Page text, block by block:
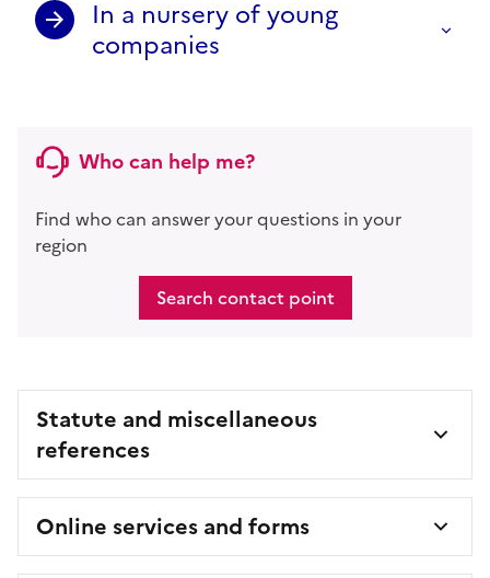
In a nursery of young
companies
Who can help me?
Find who can answer your questions in your
region
Search contact point
Statute and miscellaneous
references
Online services and forms